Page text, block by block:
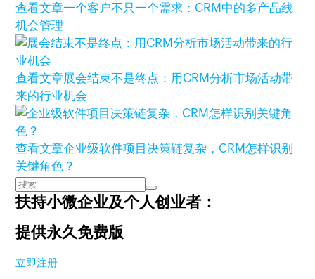
查看文章一个客户不只一个需求：CRM中的多产品线
机会管理
查看文章展会结束不是终点：用CRM分析市场活动带
来的行业机会
查看文章企业级软件项目决策链复杂，CRM怎样识别
关键角色？
扶持小微企业及个人创业者：
提供永久免费版
立即注册